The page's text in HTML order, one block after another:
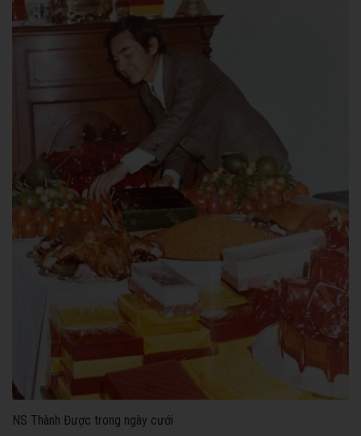
NS Thành Được trong ngày cưới